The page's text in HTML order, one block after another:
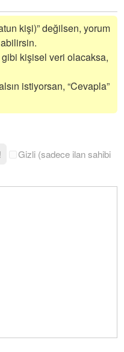
kişi)” değilsen, yorum
kişisel veri olacaksa,
istiyorsan, “Cevapla”
Gizli (sadece ilan sahibi